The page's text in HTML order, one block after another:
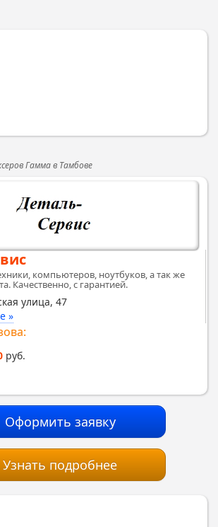
Гамма в Тамбове
компьютеров, ноутбуков, а так же
Качественно, с гарантией.
улица, 47
»
руб.
Оформить заявку
Узнать подробнее